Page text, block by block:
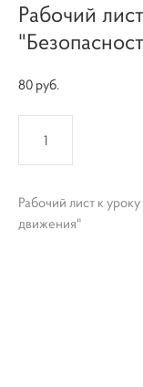
Рабочий
80 pуб.
Рабочий лист к
движения"